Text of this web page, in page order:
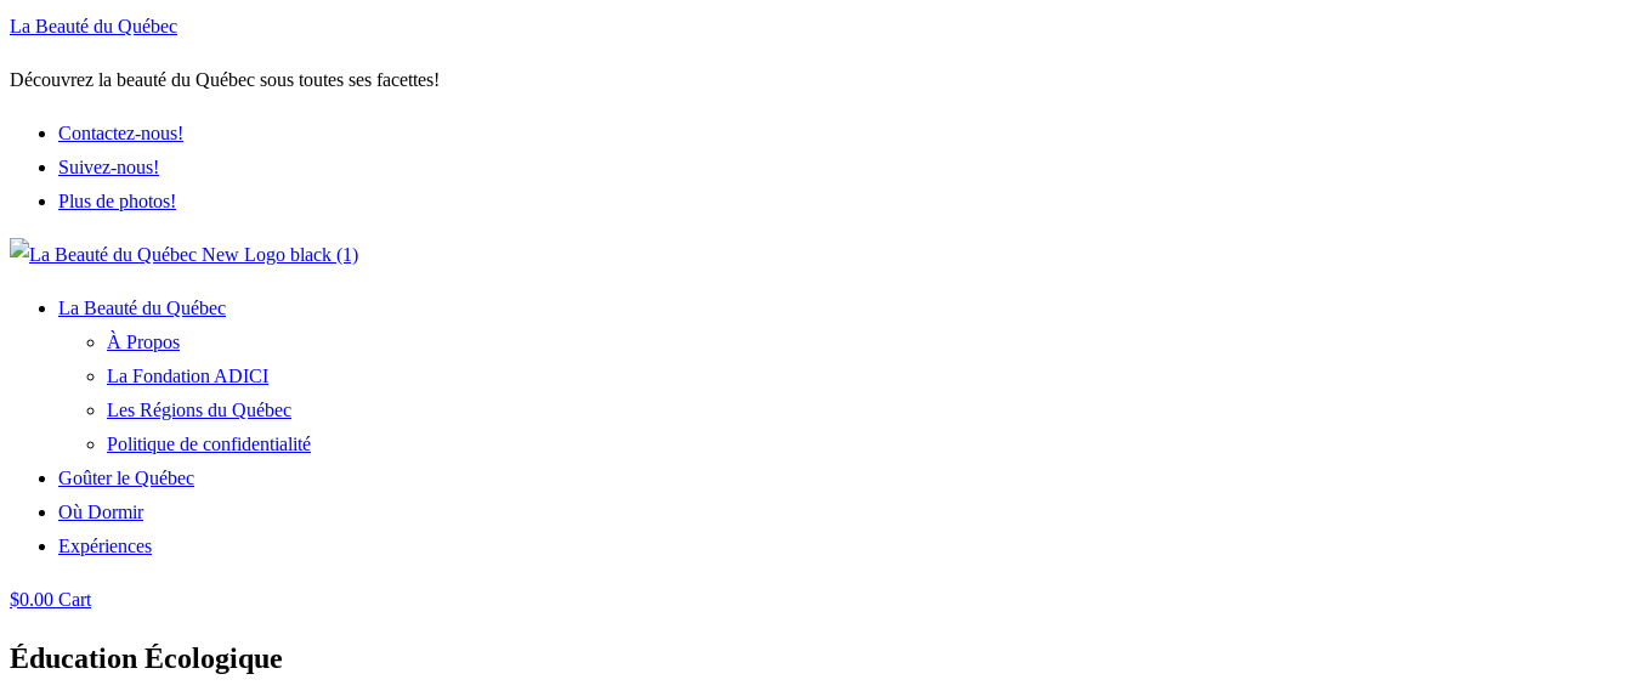
La Beauté du Québec
Découvrez la beauté du Québec sous toutes ses facettes!
Contactez-nous!
Suivez-nous!
Plus de photos!
La Beauté du Québec
À Propos
La Fondation ADICI
Les Régions du Québec
Politique de confidentialité
Goûter le Québec
Où Dormir
Expériences
$0.00 Cart
Éducation Écologique